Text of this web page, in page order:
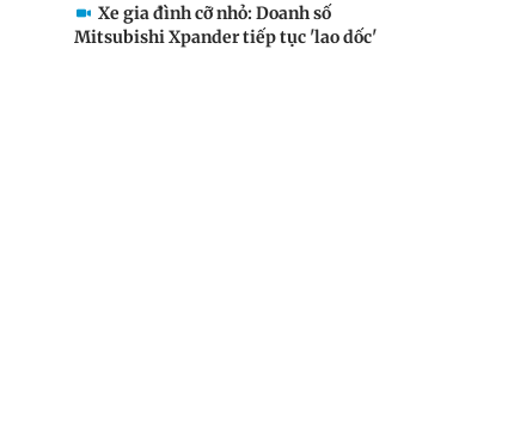
Xe gia đình cỡ nhỏ: Doanh số
Mitsubishi Xpander tiếp tục 'lao dốc'